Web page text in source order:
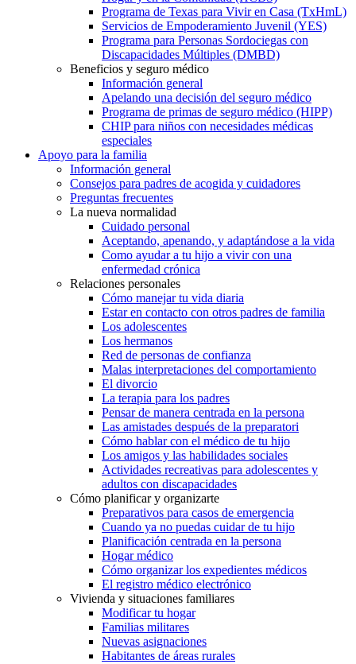
Programa de Texas para Vivir en Casa (TxHmL)
Servicios de Empoderamiento Juvenil (YES)
Programa para Personas Sordociegas con
Discapacidades Múltiples (DMBD)
Beneficios y seguro médico
Información general
Apelando una decisión del seguro médico
Programa de primas de seguro médico (HIPP)
CHIP para niños con necesidades médicas
especiales
Apoyo para la familia
Información general
Consejos para padres de acogida y cuidadores
Preguntas frecuentes
La nueva normalidad
Cuidado personal
Aceptando, apenando, y adaptándose a la vida
Como ayudar a tu hijo a vivir con una
enfermedad crónica
Relaciones personales
Cómo manejar tu vida diaria
Estar en contacto con otros padres de familia
Los adolescentes
Los hermanos
Red de personas de confianza
Malas interpretaciones del comportamiento
El divorcio
La terapia para los padres
Pensar de manera centrada en la persona
Las amistades después de la preparatori
Cómo hablar con el médico de tu hijo
Los amigos y las habilidades sociales
Actividades recreativas para adolescentes y
adultos con discapacidades
Cómo planificar y organizarte
Preparativos para casos de emergencia
Cuando ya no puedas cuidar de tu hijo
Planificación centrada en la persona
Hogar médico
Cómo organizar los expedientes médicos
El registro médico electrónico
Vivienda y situaciones familiares
Modificar tu hogar
Familias militares
Nuevas asignaciones
Habitantes de áreas rurales